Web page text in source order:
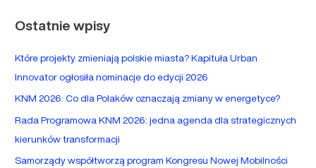
k
l
a
:
Ostatnie wpisy
Które projekty zmieniają polskie miasta? Kapituła Urban
Innovator ogłosiła nominacje do edycji 2026
KNM 2026: Co dla Polaków oznaczają zmiany w energetyce?
Rada Programowa KNM 2026: jedna agenda dla strategicznych
kierunków transformacji
Samorządy współtworzą program Kongresu Nowej Mobilności